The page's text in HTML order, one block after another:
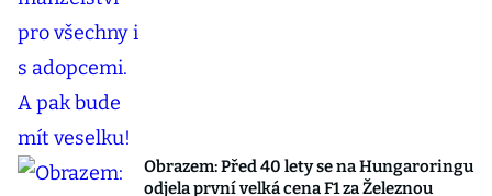
Obrazem: Před 40 lety se na Hungaroringu
odjela první velká cena F1 za Železnou